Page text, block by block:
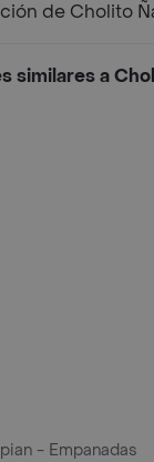
de Cholito
similares a
- Empanadas